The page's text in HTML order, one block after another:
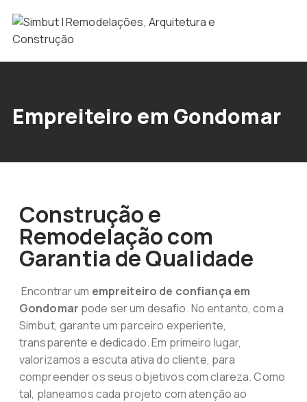
Empreiteiro em Gondomar
Construção e
Remodelação com
Garantia de Qualidade
Encontrar um empreiteiro de confiança em
Gondomar pode ser um desafio. No entanto, com a
Simbut, garante um parceiro experiente,
transparente e dedicado. Em primeiro lugar,
valorizamos a escuta ativa do cliente, para
compreender os seus objetivos com clareza. Como
tal, planeamos cada projeto com atenção ao